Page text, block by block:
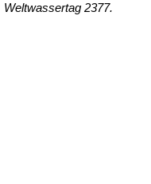
Weltwassertag 2377.